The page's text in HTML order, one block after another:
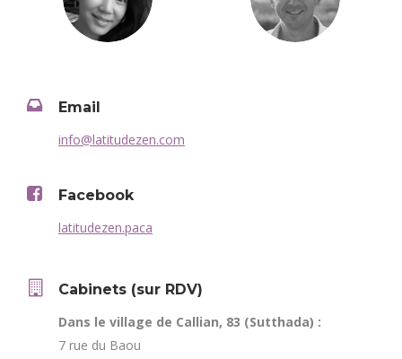
Email
info@latitudezen.com
Facebook
latitudezen.paca
Cabinets (sur RDV)
Dans le village de Callian, 83 (Sutthada) :
7 rue du Baou